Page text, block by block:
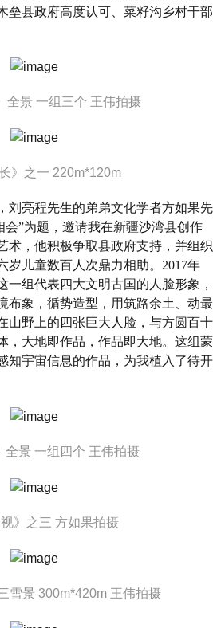
垒县政府高度认可、菜籽沟乡村干部
全景 一组三个 王伟拍摄
》之一 220m*120m
刘亮程先生的弟弟文化学者方如果先
会”为题，邀请我在新疆沙湾县创作
术，他积极争取县政府支持，并组织
岁儿童数百人次鼎力相助。2017年
一组代表四大文明古国的人脸形象，
布象，循势造型，用筑路余土、动最
山野上的四张巨大人脸，与方圆百十
，大地即作品，作品即大地。这组蒙
知宇宙信息的作品，为我植入了待开
全景 一组四个 王伟拍摄
视》之三 方如果拍摄
雪景 300m*420m 王伟拍摄